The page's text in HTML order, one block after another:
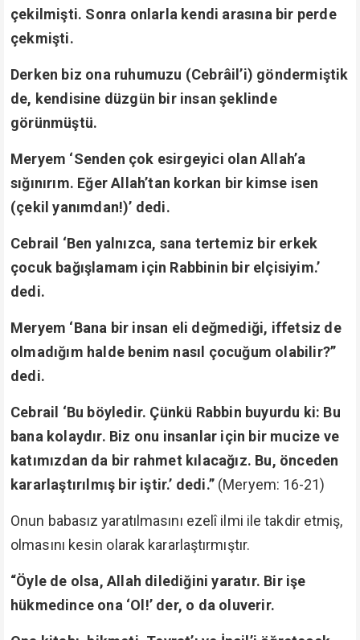
çekilmişti. Sonra onlarla kendi arasına bir perde
çekmişti.
Derken biz ona ruhumuzu (Cebrâil’i) göndermiştik
de, kendisine düzgün bir insan şeklinde
görünmüştü.
Meryem ‘Senden çok esirgeyici olan Allah’a
sığınırım. Eğer Allah’tan korkan bir kimse isen
(çekil yanımdan!)’ dedi.
Cebrail ‘Ben yalnızca, sana tertemiz bir erkek
çocuk bağışlamam için Rabbinin bir elçisiyim.’
dedi.
Meryem ‘Bana bir insan eli değmediği, iffetsiz de
olmadığım halde benim nasıl çocuğum olabilir?”
dedi.
Cebrail ‘Bu böyledir. Çünkü Rabbin buyurdu ki: Bu
bana kolaydır. Biz onu insanlar için bir mucize ve
katımızdan da bir rahmet kılacağız. Bu, önceden
kararlaştırılmış bir iştir.’ dedi.” (Meryem: 16-21)
Onun babasız yaratılmasını ezelî ilmi ile takdir etmiş,
olmasını kesin olarak kararlaştırmıştır.
“Öyle de olsa, Allah dilediğini yaratır. Bir işe
hükmedince ona ‘Ol!’ der, o da oluverir.